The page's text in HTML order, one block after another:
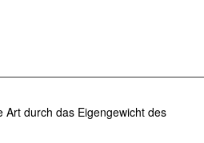
Art durch das Eigengewicht des